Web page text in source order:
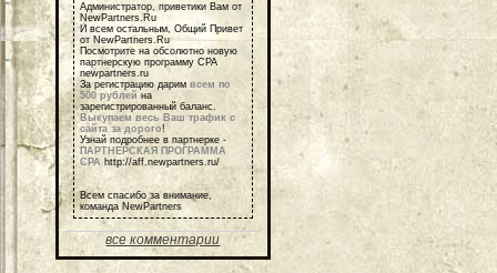
Администратор, приветики Вам от
NewPartners.Ru
И всем остальным, Общий Привет
от NewPartners.Ru
Посмотрите на обсолютно новую
партнерскую программу СРА
newpartners.ru
За регистрацию дарим всем по
500 рублей на
зарегистрированный баланс.
Выкупаем весь Ваш трафик с
сайта за дорого!
Узнай подробнее в партнерке -
ПАРТНЕРСКАЯ ПРОГРАММА
СРА http://aff.newpartners.ru/
Всем спасибо за внимание,
команда NewPartners
все комментарии